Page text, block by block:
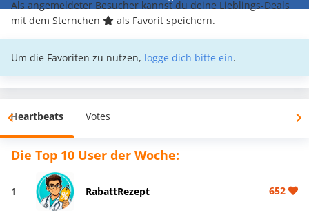
Als angemeldeter Besucher kannst du deine Lieblings-Deals
mit dem Sternchen
als Favorit speichern.
Um die Favoriten zu nutzen, logge dich bitte ein.
Heartbeats Votes
Die Top 10 User der Woche:
1 RabattRezept 652